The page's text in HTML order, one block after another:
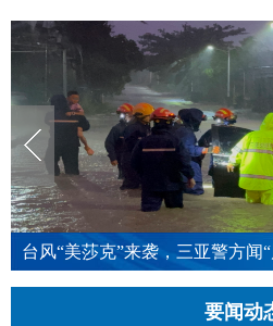
台风“美莎克”来袭，三亚警方闻
要闻动